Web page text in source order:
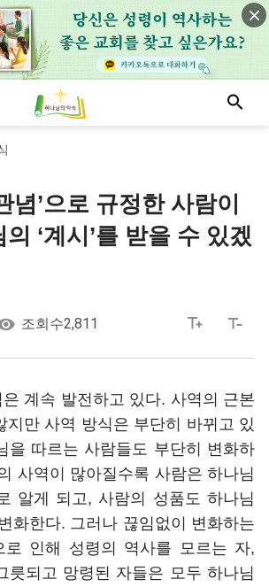
념’으로 규정한 사람이
‘계시’를 받을 수 있겠
조회수2,811
계속 발전하고 있다. 사역의 근본
지만 사역 방식은 부단히 바뀌고 있
을 따르는 사람들도 부단히 변화하
사역이 많아질수록 사람은 하나님
알게 되고, 사람의 성품도 하나님
화한다. 그러나 끊임없이 변화하는
로 인해 성령의 역사를 모르는 자,
릇되고 망령된 자들은 모두 하나님